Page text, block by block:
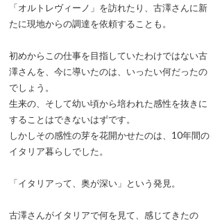
「オルトレヴィーノ」を訪れたり、古澤さんに新
たに現地からの調達を依頼することも。
初めからこの仕事を目指していたわけではない古
澤さんを、今に導いたのは、いったい何だったの
でしょう。
生来の、そして幼い頃から培われた感性を抜きに
することはできないはずです。
しかしその感性の芽を花開かせたのは、10年間の
イタリア暮らしでした。
「イタリアって、奥が深い」という発見。
古澤さんがイタリアで何を見て、感じてきたの